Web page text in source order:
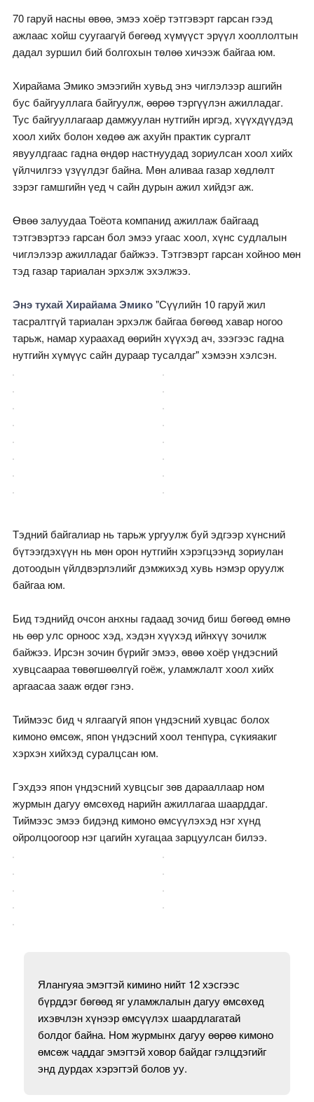
70 гаруй насны өвөө, эмээ хоёр тэтгэвэрт гарсан гээд
ажлаас хойш суугаагүй бөгөөд хүмүүст эрүүл хооллолтын
дадал зуршил бий болгохын төлөө хичээж байгаа юм.
Хирайама Эмико эмээгийн хувьд энэ чиглэлээр ашгийн
бус байгууллага байгуулж, өөрөө тэргүүлэн ажилладаг.
Тус байгууллагаар дамжуулан нутгийн иргэд, хүүхдүүдэд
хоол хийх болон хөдөө аж ахуйн практик сургалт
явуулдгаас гадна өндөр настнуудад зориулсан хоол хийх
үйлчилгээ үзүүлдэг байна. Мөн аливаа газар хөдлөлт
зэрэг гамшгийн үед ч сайн дурын ажил хийдэг аж.
Өвөө залуудаа Тоёота компанид ажиллаж байгаад
тэтгэвэртээ гарсан бол эмээ угаас хоол, хүнс судлалын
чиглэлээр ажилладаг байжээ. Тэтгэвэрт гарсан хойноо мөн
тэд газар тариалан эрхэлж эхэлжээ.
Энэ тухай Хирайама Эмико"Сүүлийн 10 гаруй жил
тасралтгүй тариалан эрхэлж байгаа бөгөөд хавар ногоо
тарьж, намар хураахад өөрийн хүүхэд ач, зээгээс гадна
нутгийн хүмүүс сайн дураар тусалдаг" хэмээн хэлсэн.
Тэдний байгалиар нь тарьж ургуулж буй эдгээр хүнсний
бүтээгдэхүүн нь мөн орон нутгийн хэрэгцээнд зориулан
дотоодын үйлдвэрлэлийг дэмжихэд хувь нэмэр оруулж
байгаа юм.
Бид тэднийд очсон анхны гадаад зочид биш бөгөөд өмнө
нь өөр улс орноос хэд, хэдэн хүүхэд ийнхүү зочилж
байжээ. Ирсэн зочин бүрийг эмээ, өвөө хоёр үндэсний
хувцсаараа төвөгшөөлгүй гоёж, уламжлалт хоол хийх
аргаасаа зааж өгдөг гэнэ.
Тиймээс бид ч ялгаагүй япон үндэсний хувцас болох
кимоно өмсөж, япон үндэсний хоол тенпүра, сүкияакиг
хэрхэн хийхэд суралцсан юм.
Гэхдээ япон үндэсний хувцсыг зөв дарааллаар ном
журмын дагуу өмсөхөд нарийн ажиллагаа шаарддаг.
Тиймээс эмээ бидэнд кимоно өмсүүлэхэд нэг хүнд
ойролцоогоор нэг цагийн хугацаа зарцуулсан билээ.
Ялангуяа эмэгтэй кимино нийт 12 хэсгээс
бүрддэг бөгөөд яг уламжлалын дагуу өмсөхөд
ихэвчлэн хүнээр өмсүүлэх шаардлагатай
болдог байна. Ном журмынх дагуу өөрөө кимоно
өмсөж чаддаг эмэгтэй ховор байдаг гэлцдэгийг
энд дурдах хэрэгтэй болов уу.